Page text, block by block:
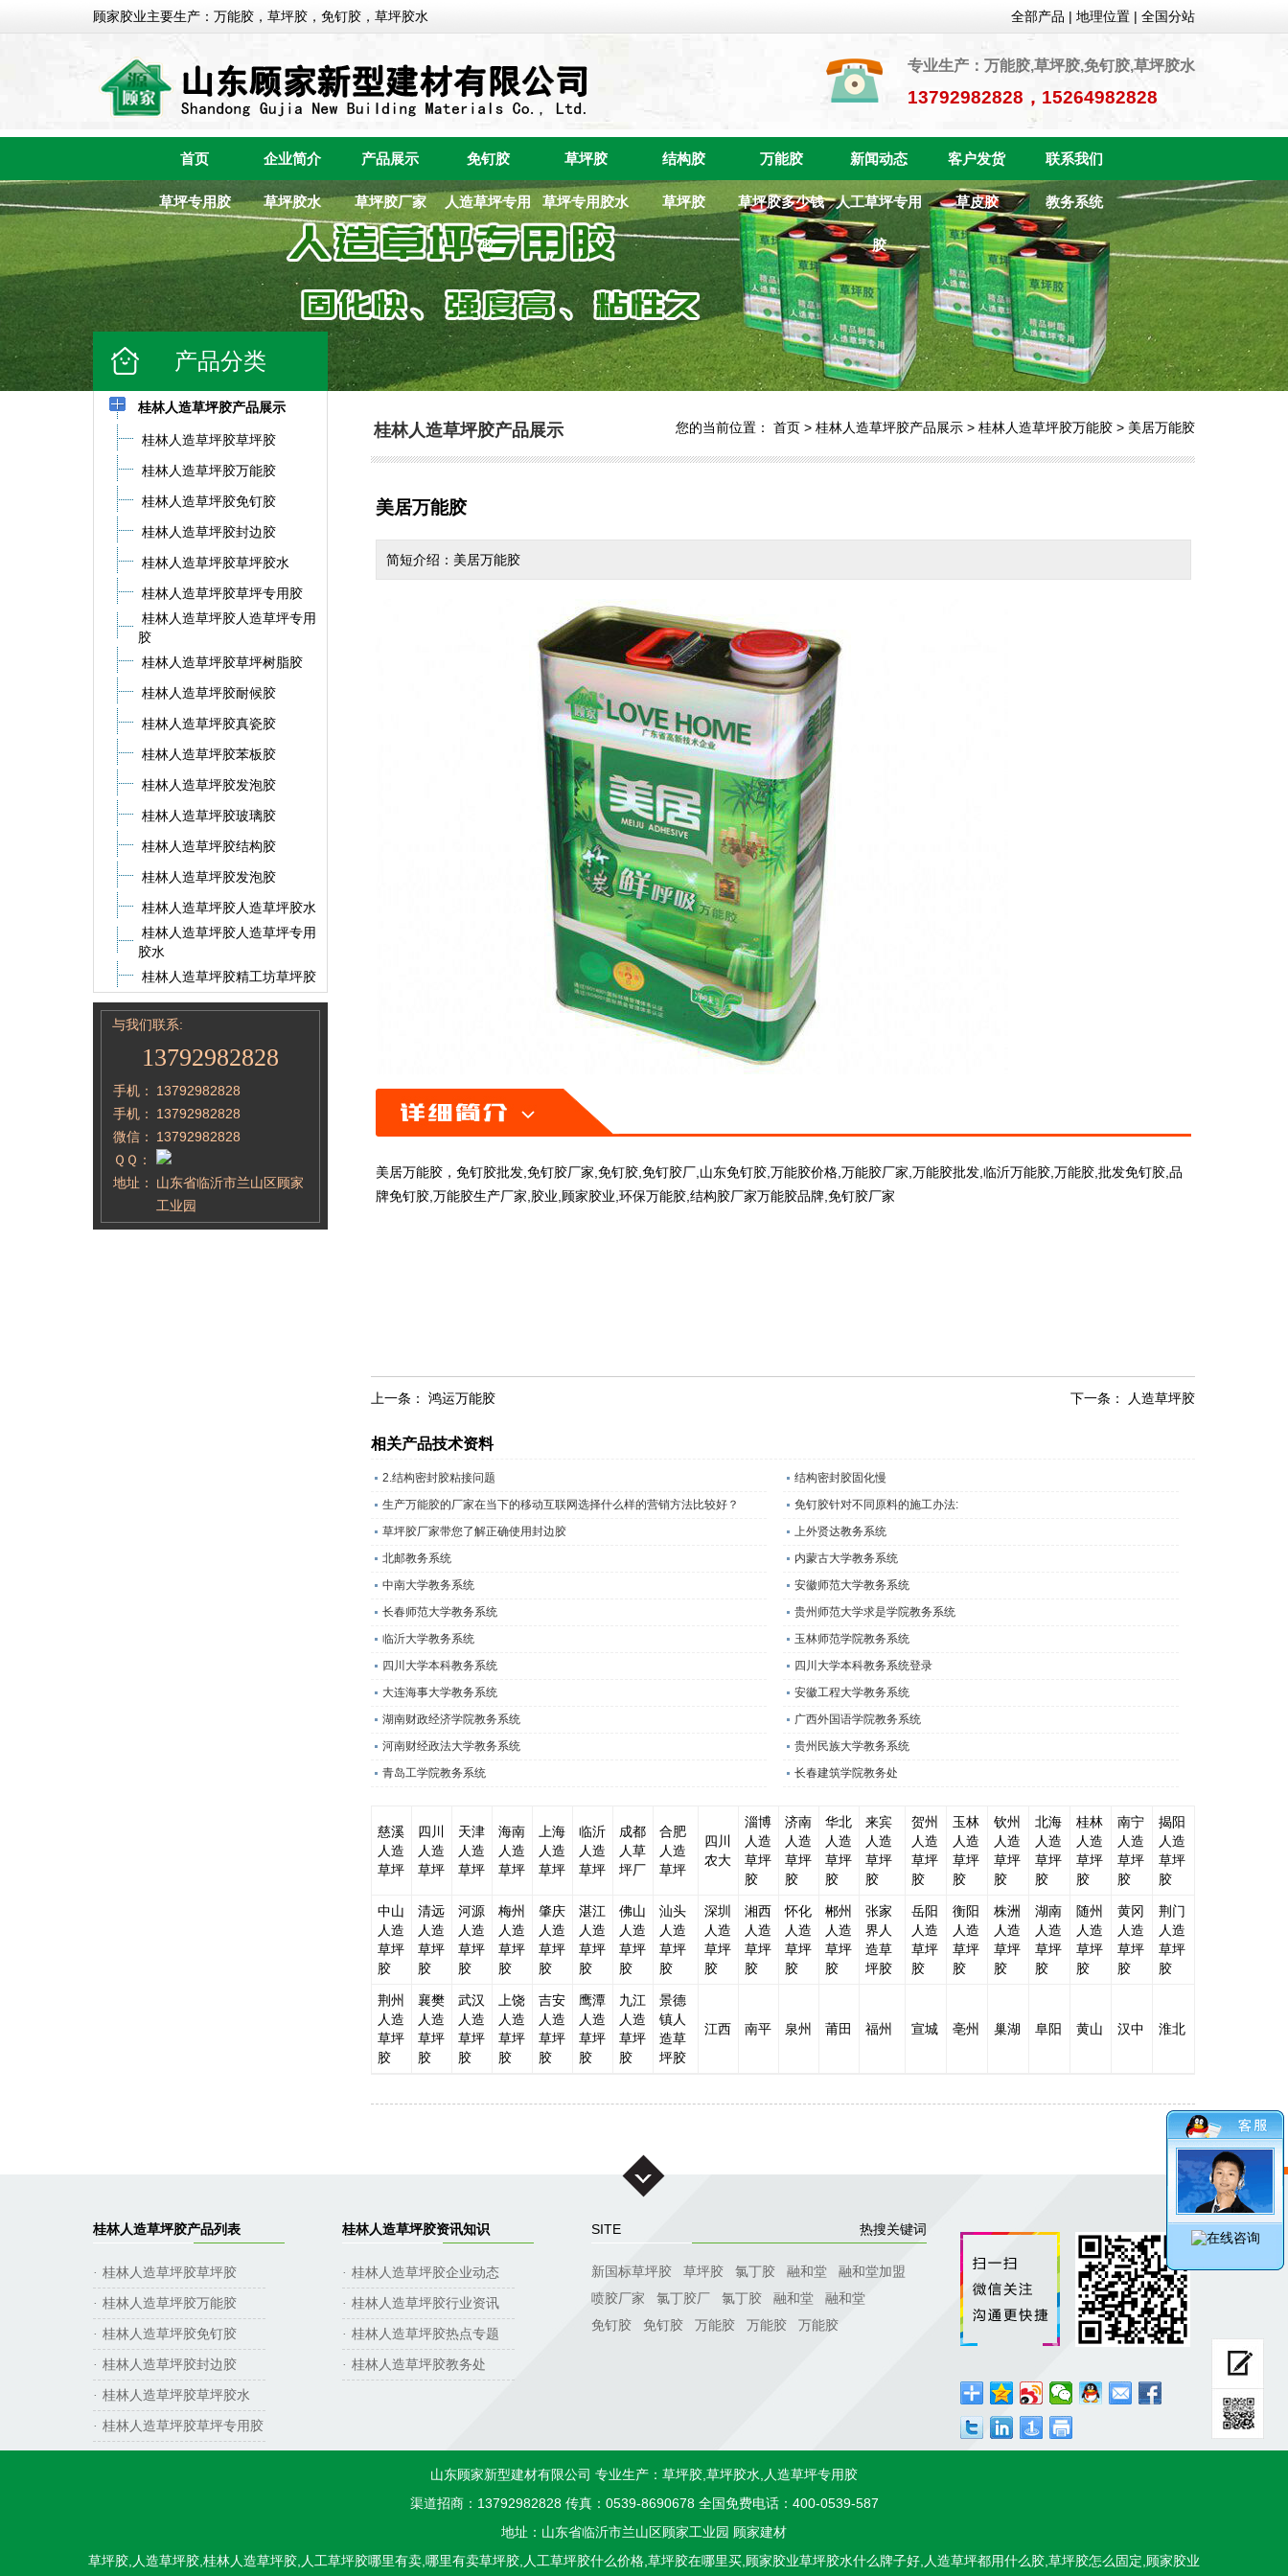
顾家胶业主要生产：万能胶，草坪胶，免钉胶，草坪胶水 全部产品 | 地理位置 | 全国分站
专业生产：万能胶,草坪胶,免钉胶,草坪胶水
13792982828，15264982828
首页 企业简介 产品展示 免钉胶 草坪胶 结构胶 万能胶 新闻动态 客户发货 联系我们
草坪专用胶 草坪胶水 草坪胶厂家 人造草坪专用
胶
草坪专用胶水 草坪胶 草坪胶多少钱 人工草坪专用
胶
草皮胶 教务系统
产品分类
桂林人造草坪胶产品展示
桂林人造草坪胶草坪胶
桂林人造草坪胶万能胶
桂林人造草坪胶免钉胶
桂林人造草坪胶封边胶
桂林人造草坪胶草坪胶水
桂林人造草坪胶草坪专用胶
桂林人造草坪胶人造草坪专用
胶
桂林人造草坪胶草坪树脂胶
桂林人造草坪胶耐候胶
桂林人造草坪胶真瓷胶
桂林人造草坪胶苯板胶
桂林人造草坪胶发泡胶
桂林人造草坪胶玻璃胶
桂林人造草坪胶结构胶
桂林人造草坪胶发泡胶
桂林人造草坪胶人造草坪胶水
桂林人造草坪胶人造草坪专用
胶水
桂林人造草坪胶精工坊草坪胶
与我们联系:
13792982828
手机：
13792982828
手机：
13792982828
微信：
13792982828
ＱＱ：
地址：
山东省临沂市兰山区顾家
工业园
桂林人造草坪胶产品展示 您的当前位置： 首页 > 桂林人造草坪胶产品展示 > 桂林人造草坪胶万能胶 > 美居万能胶
美居万能胶
简短介绍：美居万能胶
美居万能胶，免钉胶批发,免钉胶厂家,免钉胶,免钉胶厂,山东免钉胶,万能胶价格,万能胶厂家,万能胶批发,临沂万能胶,万能胶,批发免钉胶,品
牌免钉胶,万能胶生产厂家,胶业,顾家胶业,环保万能胶,结构胶厂家万能胶品牌,免钉胶厂家
下一条： 人造草坪胶
上一条： 鸿运万能胶
相关产品技术资料
2.结构密封胶粘接问题
结构密封胶固化慢
生产万能胶的厂家在当下的移动互联网选择什么样的营销方法比较好？
免钉胶针对不同原料的施工办法:
草坪胶厂家带您了解正确使用封边胶
上外贤达教务系统
北邮教务系统
内蒙古大学教务系统
中南大学教务系统
安徽师范大学教务系统
长春师范大学教务系统
贵州师范大学求是学院教务系统
临沂大学教务系统
玉林师范学院教务系统
四川大学本科教务系统
四川大学本科教务系统登录
大连海事大学教务系统
安徽工程大学教务系统
湖南财政经济学院教务系统
广西外国语学院教务系统
河南财经政法大学教务系统
贵州民族大学教务系统
青岛工学院教务系统
长春建筑学院教务处
慈溪
人造
草坪
四川
人造
草坪
天津
人造
草坪
海南
人造
草坪
上海
人造
草坪
临沂
人造
草坪
成都
人草
坪厂
合肥
人造
草坪
四川
农大
淄博
人造
草坪
胶
济南
人造
草坪
胶
华北
人造
草坪
胶
来宾
人造
草坪
胶
贺州
人造
草坪
胶
玉林
人造
草坪
胶
钦州
人造
草坪
胶
北海
人造
草坪
胶
桂林
人造
草坪
胶
南宁
人造
草坪
胶
揭阳
人造
草坪
胶
中山
人造
草坪
胶
清远
人造
草坪
胶
河源
人造
草坪
胶
梅州
人造
草坪
胶
肇庆
人造
草坪
胶
湛江
人造
草坪
胶
佛山
人造
草坪
胶
汕头
人造
草坪
胶
深圳
人造
草坪
胶
湘西
人造
草坪
胶
怀化
人造
草坪
胶
郴州
人造
草坪
胶
张家
界人
造草
坪胶
岳阳
人造
草坪
胶
衡阳
人造
草坪
胶
株洲
人造
草坪
胶
湖南
人造
草坪
胶
随州
人造
草坪
胶
黄冈
人造
草坪
胶
荆门
人造
草坪
胶
荆州
人造
草坪
胶
襄樊
人造
草坪
胶
武汉
人造
草坪
胶
上饶
人造
草坪
胶
吉安
人造
草坪
胶
鹰潭
人造
草坪
胶
九江
人造
草坪
胶
景德
镇人
造草
坪胶
江西 南平 泉州 莆田 福州 宣城 亳州 巢湖 阜阳 黄山 汉中 淮北
桂林人造草坪胶产品列表
· 桂林人造草坪胶草坪胶
· 桂林人造草坪胶万能胶
· 桂林人造草坪胶免钉胶
· 桂林人造草坪胶封边胶
· 桂林人造草坪胶草坪胶水
· 桂林人造草坪胶草坪专用胶
桂林人造草坪胶资讯知识
· 桂林人造草坪胶企业动态
· 桂林人造草坪胶行业资讯
· 桂林人造草坪胶热点专题
· 桂林人造草坪胶教务处
热搜关键词
SITE
新国标草坪胶 草坪胶 氯丁胶 融和堂
融和堂加盟
喷胶厂家
氯丁胶厂 氯丁胶 融和堂
融和堂
免钉胶
免钉胶 万能胶 万能胶 万能胶
山东顾家新型建材有限公司 专业生产：草坪胶,草坪胶水,人造草坪专用胶
渠道招商：13792982828 传真：0539-8690678 全国免费电话：400-0539-587
地址：山东省临沂市兰山区顾家工业园 顾家建材
草坪胶,人造草坪胶,桂林人造草坪胶,人工草坪胶哪里有卖,哪里有卖草坪胶,人工草坪胶什么价格,草坪胶在哪里买,顾家胶业草坪胶水什么牌子好,人造草坪都用什么胶,草坪胶怎么固定,顾家胶业